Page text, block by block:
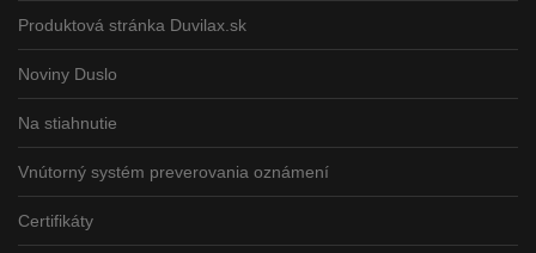
Produktová stránka Duvilax.sk
Noviny Duslo
Na stiahnutie
Vnútorný systém preverovania oznámení
Certifikáty